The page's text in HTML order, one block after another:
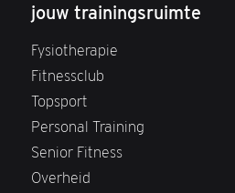
jouw trainingsruimte
Fysiotherapie
Fitnessclub
Topsport
Personal Training
Senior Fitness
Overheid